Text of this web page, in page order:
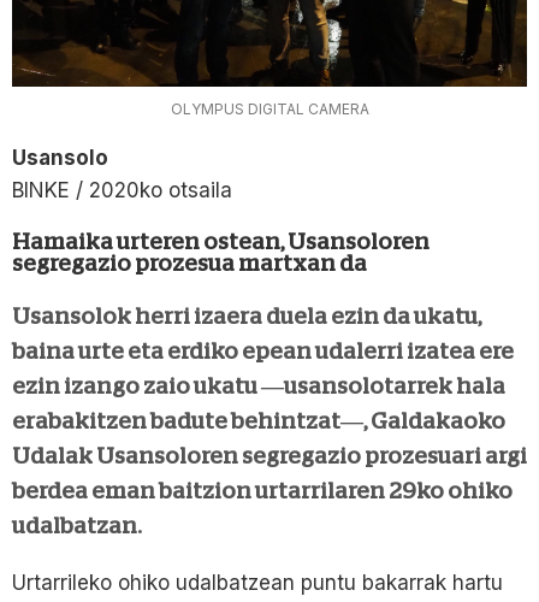
OLYMPUS DIGITAL CAMERA
Usansolo
BINKE / 2020ko otsaila
Hamaika urteren ostean, Usansoloren
segregazio prozesua martxan da
Usansolok herri izaera duela ezin da ukatu,
baina urte eta erdiko epean udalerri izatea ere
ezin izango zaio ukatu —usansolotarrek hala
erabakitzen badute behintzat—, Galdakaoko
Udalak Usansoloren segregazio prozesuari argi
berdea eman baitzion urtarrilaren 29ko ohiko
udalbatzan.
Urtarrileko ohiko udalbatzean puntu bakarrak hartu